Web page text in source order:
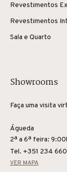
Revestimentos
Revestimentos
Sala e Quarto
Showrooms
Faça uma visita
Águeda
2ª a 6ª feira:
Tel. +351 234
VER MAPA